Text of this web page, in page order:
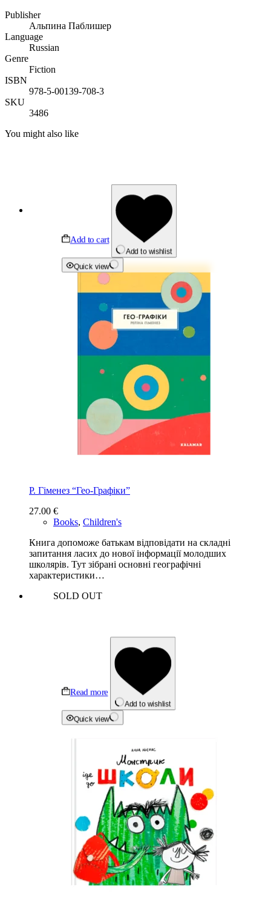
Publisher
Альпина Паблишер
Language
Russian
Genre
Fiction
ISBN
978-5-00139-708-3
SKU
3486
You might also like
Add to cart
Add to wishlist
Quick view
Р. Гіменез “Гео-Графіки”
27.00 €
Books, Children's
Книга допоможе батькам відповідати на складні
запитання ласих до нової інформації молодших
школярів. Тут зібрані основні географічні
характеристики…
SOLD OUT
Read more
Add to wishlist
Quick view